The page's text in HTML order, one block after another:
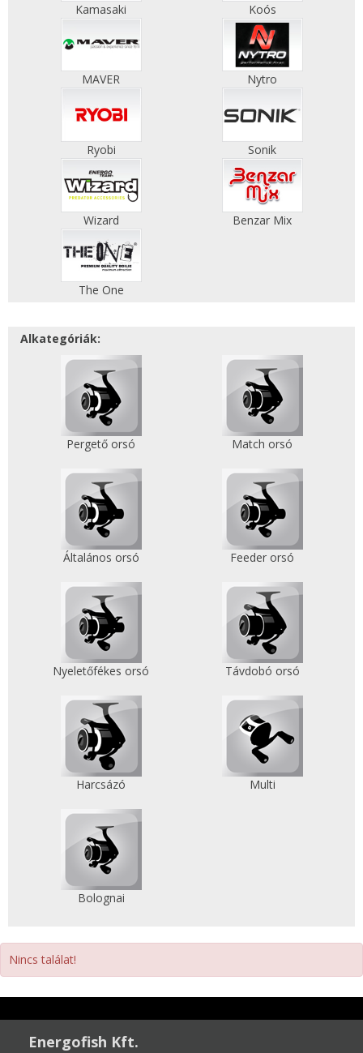
Kamasaki Koós
MAVER Nytro
Ryobi Sonik
Wizard Benzar Mix
The One
Alkategóriák:
Pergető orsó Match orsó
Általános orsó Feeder orsó
Nyeletőfékes orsó Távdobó orsó
Harcsázó Multi
Bolognai
Nincs találat!
Energofish Kft.